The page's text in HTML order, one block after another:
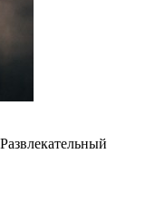
Развлекательный